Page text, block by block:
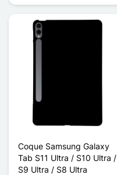
Coque Samsung Galaxy
Tab S11 Ultra / S10 Ultra /
S9 Ultra / S8 Ultra